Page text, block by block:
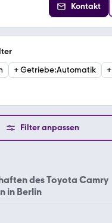
Kontakt
+Getriebe:Automatik +
Filter anpassen
desToyota Camry
in Berlin